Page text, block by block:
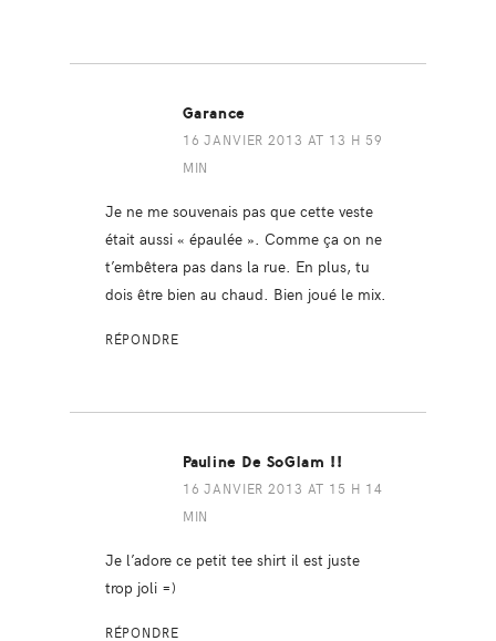
Garance
16 JANVIER 2013 AT 13 H 59
MIN
Je ne me souvenais pas que cette veste
était aussi « épaulée ». Comme ça on ne
t’embêtera pas dans la rue. En plus, tu
dois être bien au chaud. Bien joué le mix.
RÉPONDRE
Pauline De SoGlam !!
16 JANVIER 2013 AT 15 H 14
MIN
Je l’adore ce petit tee shirt il est juste
trop joli =)
RÉPONDRE